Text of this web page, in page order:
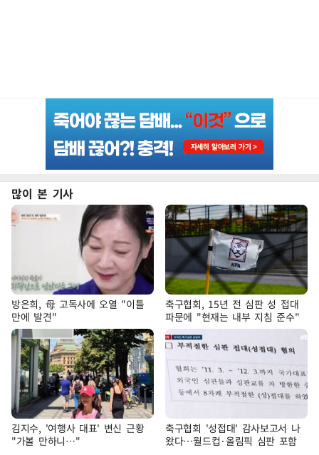
많이 본 기사
방은희, 母 고독사에 오열 "이틀
만에 발견"
축구협회, 15년 전 심판 성 접대
파문에 "현재는 내부 지침 준수"
김지수, '여행사 대표' 변신 근황
"가볼 만하니…"
축구협회 '성접대' 감사보고서 나
왔다…월드컵·올림픽 심판 포함